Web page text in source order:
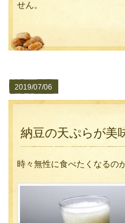
せん。
2019/07/06
納豆の天ぷらが美
時々無性に食べたくなるの